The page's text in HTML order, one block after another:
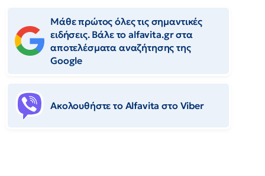
Μάθε πρώτος όλες τις σημαντικές
ειδήσεις. Βάλε το alfavita.gr στα
αποτελέσματα αναζήτησης της
Google
Ακολουθήστε το Αlfavita στο Viber